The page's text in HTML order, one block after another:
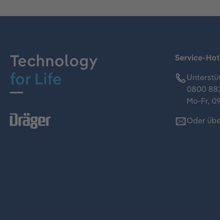
Technology
for Life
Service-
0800
Mo-Fr,
Oder